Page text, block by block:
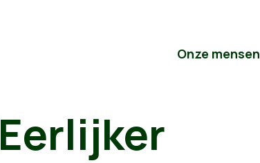
Onze mensen
Eerlijker